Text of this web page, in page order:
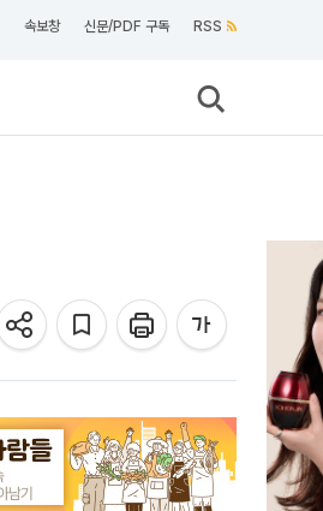
속보창 신문/PDF 구독 RSS